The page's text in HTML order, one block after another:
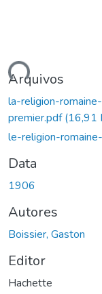
Arquivos
la-religion-
premier.pdf(16,91
le-religion-
Data
1906
Autores
Boissier, Gaston
Editor
Hachette